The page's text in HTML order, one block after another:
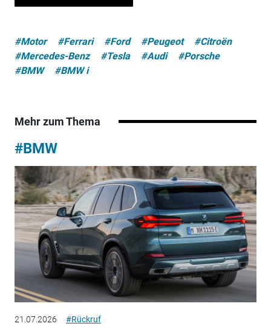
#Motor #Ferrari #Ford #Peugeot
#Citroën
#Mercedes-Benz
#Tesla #Audi
#Porsche
#BMW
#BMW i
Mehr zum Thema
#BMW
21.07.2026 #Rückruf